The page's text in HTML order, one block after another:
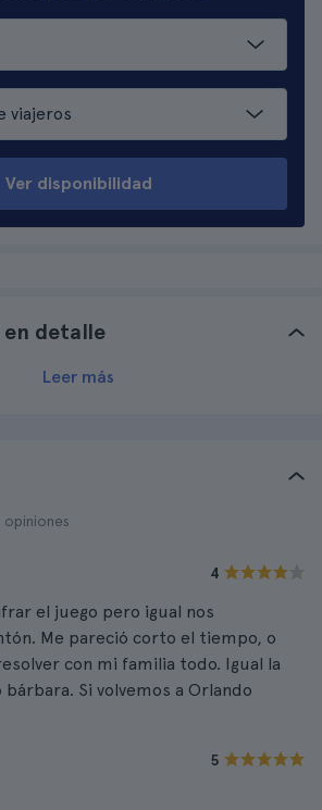
viajeros
Ver disponibilidad
en detalle
Leer más
opiniones
4
el juego pero igual nos
Me pareció corto el tiempo, o
con mi familia todo. Igual la
Si volvemos a Orlando
a ver si esta vez pasamos!
5